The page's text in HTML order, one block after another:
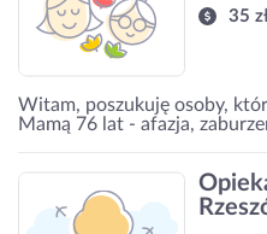
35
Witam, poszukuję osoby,
Mamą 76 lat - afazja,